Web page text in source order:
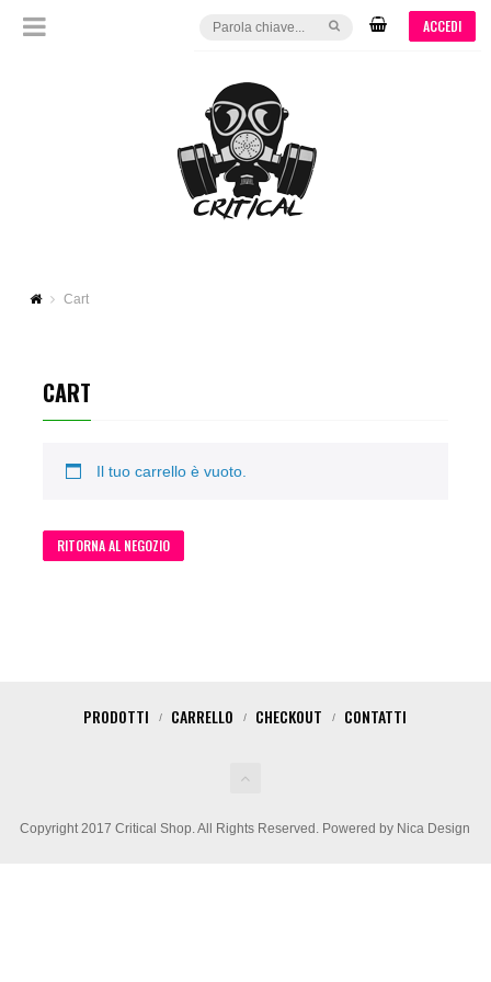
ACCEDI
Cart
CART
Il tuo carrello è vuoto.
RITORNA AL NEGOZIO
Copyright 2017 Critical Shop. All Rights Reserved. Powered by Nica Design
PRODOTTI CARRELLO CHECKOUT CONTATTI